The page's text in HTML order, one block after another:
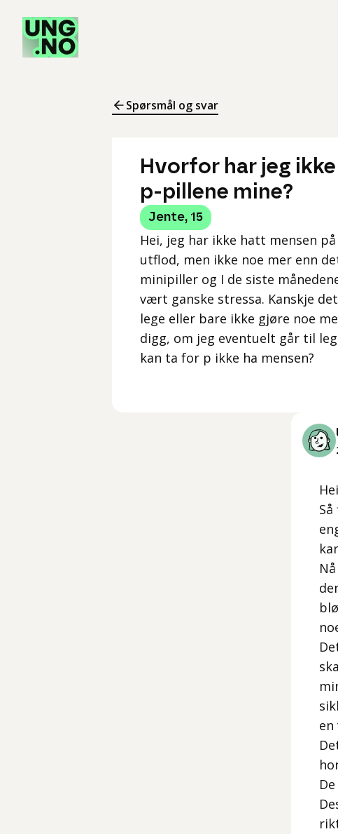
Spørsmål og svar
Hvorfor har jeg
p-pillene mine?
Jente, 15
Hei, jeg har ikke hatt mensen
utflod, men ikke noe mer enn
minipiller og I de siste
vært ganske stressa. Kanskje
lege eller bare ikke gjøre noe
digg, om jeg eventuelt går til
kan ta for p ikke ha mensen?